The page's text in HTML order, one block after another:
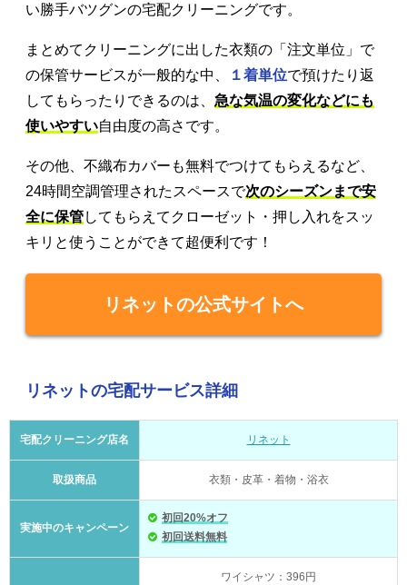
い勝手バツグンの宅配クリーニングです。
まとめてクリーニングに出した衣類の「注文単位」で
の保管サービスが一般的な中、
１着単位で預けたり返
してもらったりできるのは、 急な気温の変化などにも
使いやすい自由度の高さです。
その他、不織布カバーも無料でつけてもらえるなど、
24時間空調管理されたスペースで次のシーズンまで安
全に保管してもらえてクローゼット・押し入れをスッ
キリと使うことができて超便利です！
リネットの公式サイトへ
リネットの宅配サービス詳細
宅配クリーニング店名 リネット
取扱商品 衣類・皮革・着物・浴衣
実施中のキャンペーン
初回20%オフ
初回送料無料
ワイシャツ：396円